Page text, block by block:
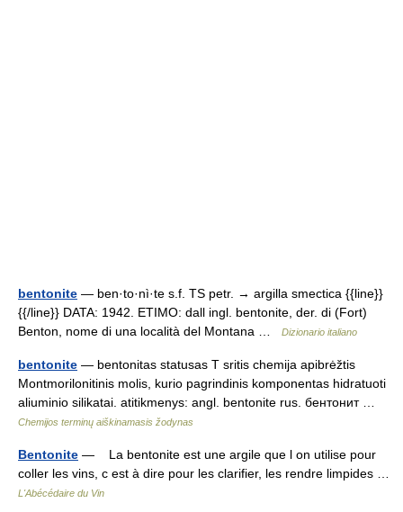
bentonite — ben·to·nì·te s.f. TS petr. → argilla smectica {{line}}
{{/line}} DATA: 1942. ETIMO: dall ingl. bentonite, der. di (Fort)
Benton, nome di una località del Montana …
Dizionario italiano
bentonite — bentonitas statusas T sritis chemija apibrėžtis
Montmorilonitinis molis, kurio pagrindinis komponentas hidratuoti
aliuminio silikatai. atitikmenys: angl. bentonite rus. бентонит …
Chemijos terminų aiškinamasis žodynas
Bentonite — La bentonite est une argile que l on utilise pour
coller les vins, c est à dire pour les clarifier, les rendre limpides …
L'Abécédaire du Vin